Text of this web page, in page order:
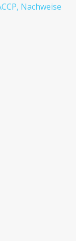
Nachweise